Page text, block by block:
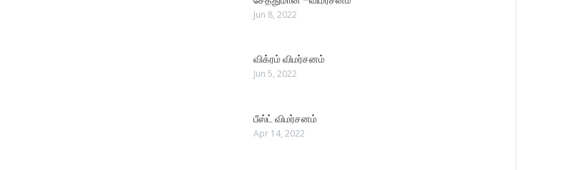
Jun 8, 2022
விக்ரம் விமர்சனம்
Jun 5, 2022
பீஸ்ட் விமர்சனம்
Apr 14, 2022